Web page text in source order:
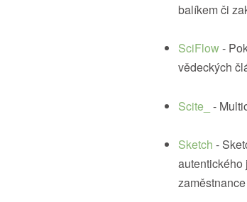
balíkem či
SciFlow-
vědeckých
Scite_ -
Sketch -
autentického